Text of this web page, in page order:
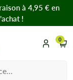
à 4,95 € en
!
0